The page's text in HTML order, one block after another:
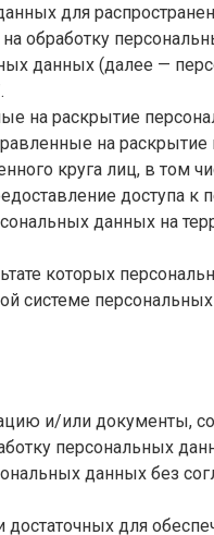
для
обработку
данных (далее —
.
на раскрытие
на
круга лиц, в том
доступа
данных на
которых
системе
и/или документы,
персональных
данных без
для